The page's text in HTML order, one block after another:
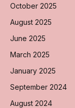
October 2025
August 2025
June 2025
March 2025
January 2025
September 2024
August 2024